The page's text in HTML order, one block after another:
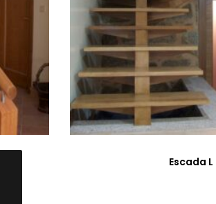
Escada L